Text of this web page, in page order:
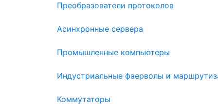
Преобразователи протоколов
Асинхронные сервера
Промышленные компьютеры
Индустриальные фаерволы и
Коммутаторы